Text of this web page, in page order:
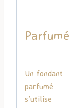
Un fondant
parfumé
s’utilise